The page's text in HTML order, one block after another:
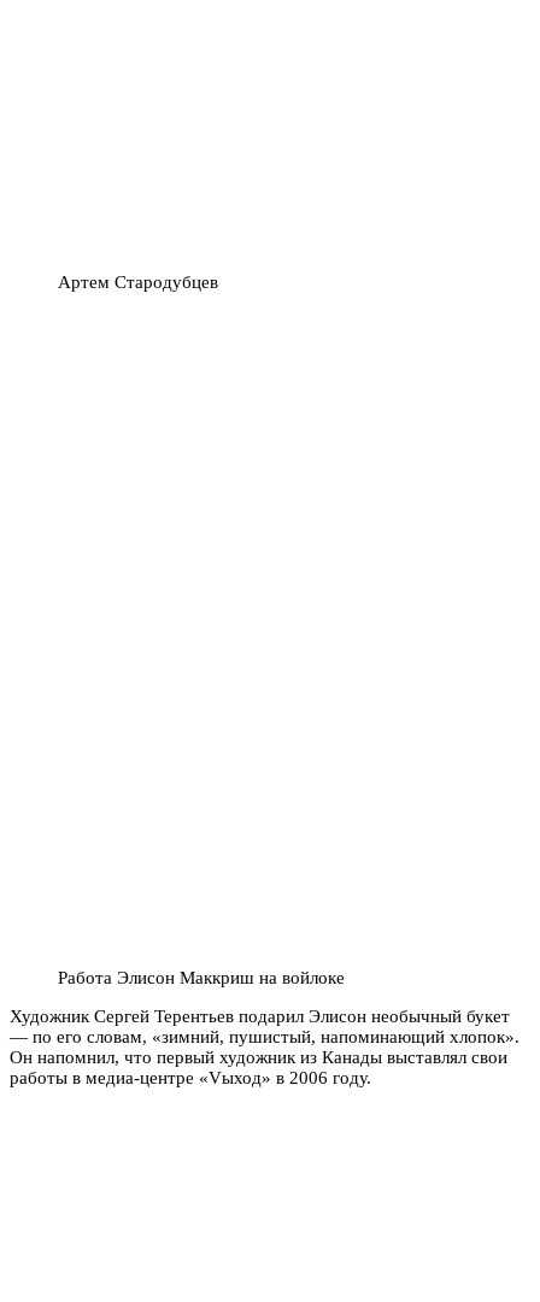
Артем Стародубцев
Работа Элисон Маккриш на войлоке
Художник Сергей Терентьев подарил Элисон необычный букет
— по его словам, «зимний, пушистый, напоминающий хлопок».
Он напомнил, что первый художник из Канады выставлял свои
работы в медиа-центре «Vыход» в 2006 году.